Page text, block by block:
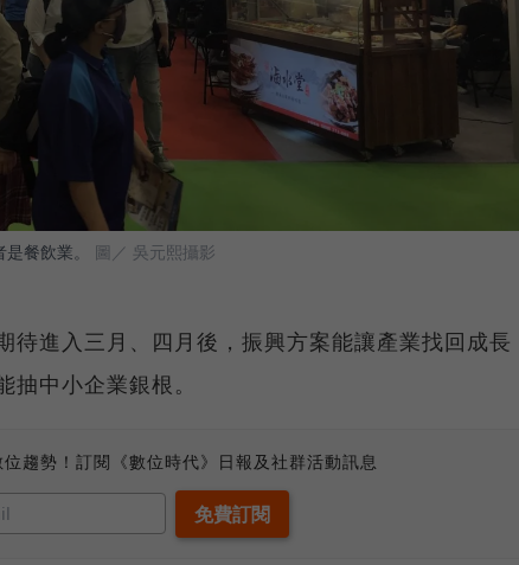
餐飲業。 圖／ 吳元熙攝影
待進入三月、四月後，振興方案能讓產業找回成長
中小企業銀根。
趨勢！訂閱《數位時代》日報及社群活動訊息